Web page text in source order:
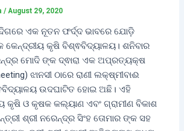
/August 29, 2020
ଏକ ନୂତନ ଫର୍ଦ୍ଦ ଭାବରେ ଯୋଡ଼ି
କୃଷି ବିଶ୍ଵବିଦ୍ୟାଳୟ। ଶନିବାର
ମୋଦି ଙ୍କ ଦ୍ଵାରା ଏକ ଅପ୍ରତ୍ୟକ୍ଷ
ଝାନସୀ ଠାରେ ରାଣୀ ଲକ୍ଷ୍ମୀବାଈ
ଉଦଘାଟିତ ହୋଇ ଅଛି। ଏହି
କୃଷି ଓ କୃଷକ କଲ୍ୟାଣ ଏବଂ ଗ୍ରାମୀଣ ବିକାଶ
ଶ୍ରୀ ନରେନ୍ଦ୍ର ସିଂହ ତୋମାର ଙ୍କ ସହ